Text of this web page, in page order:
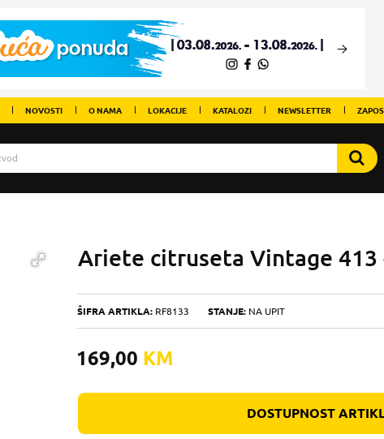
NOVOSTI O NAMA LOKACIJE KATALOZI NEWSLETTER
Ariete citruseta Vintage 413
ŠIFRA ARTIKLA: RF8133 STANJE: NA UPIT
169,00 KM
DOSTUPNOST